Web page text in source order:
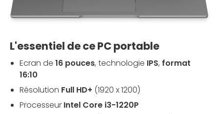
L'essentiel de ce PC portable
Ecran de 16 pouces, technologie IPS, format
16:10
Résolution Full HD+ (1920 x 1200)
Processeur Intel Core i3-1220P